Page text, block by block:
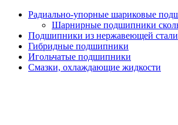
Радиально-упорные шариковые
Шарнирные подшипники
Подшипники из нержавеющей стали
Гибридные подшипники
Игольчатые подшипники
Смазки, охлаждающие жидкости